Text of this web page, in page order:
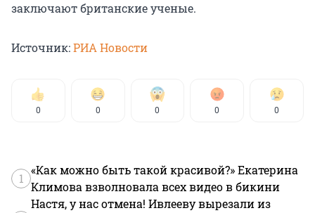
заключают британские ученые.
Источник:РИА Новости
0 0 0 0 0
1
«Как можно быть такой красивой?» Екатерина
Климова взволновала всех видео в бикини
Настя, у нас отмена! Ивлееву вырезали из